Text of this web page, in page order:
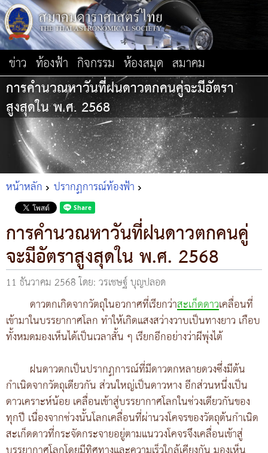
ข่าว ท้องฟ้า กิจกรรม ห้องสมุด สมาคม
การคำนวณหาวันที่ฝนดาวตกคนคู่จะมีอัตรา
สูงสุดใน พ.ศ. 2568
หน้าหลัก ปรากฏการณ์ท้องฟ้า
การคำนวณหาวันที่ฝนดาวตกคนคู่
จะมีอัตราสูงสุดใน พ.ศ. 2568
11 ธันวาคม 2568โดย: วรเชษฐ์ บุญปลอด
ดาวตกเกิดจากวัตถุในอวกาศที่เรียกว่าสะเก็ดดาวเคลื่อนที่
เข้ามาในบรรยากาศโลก ทำให้เกิดแสงสว่างวาบเป็นทางยาว เกือบ
ทั้งหมดมองเห็นได้เป็นเวลาสั้น ๆ เรียกอีกอย่างว่าผีพุ่งไต้
ฝนดาวตกเป็นปรากฏการณ์ที่มีดาวตกหลายดวงซึ่งมีต้น
กำเนิดจากวัตถุเดียวกัน ส่วนใหญ่เป็นดาวหาง อีกส่วนหนึ่งเป็น
ดาวเคราะห์น้อย เคลื่อนเข้าสู่บรรยากาศโลกในช่วงเดียวกันของ
ทุกปี เนื่องจากช่วงนั้นโลกเคลื่อนที่ผ่านวงโคจรของวัตถุต้นกำเนิด
สะเก็ดดาวที่กระจัดกระจายอยู่ตามแนววงโคจรจึงเคลื่อนเข้าสู่